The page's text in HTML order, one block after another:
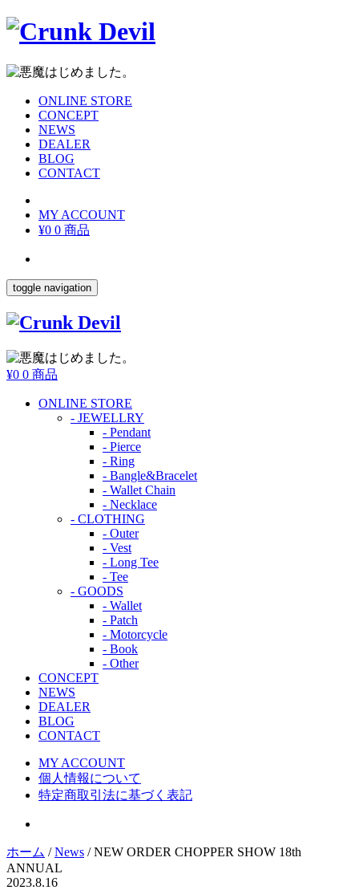
ONLINE STORE
CONCEPT
NEWS
DEALER
BLOG
CONTACT
MY ACCOUNT
¥0 0 商品
toggle navigation
¥0 0 商品
ONLINE STORE
- JEWELLRY
- Pendant
- Pierce
- Ring
- Bangle&Bracelet
- Wallet Chain
- Necklace
- CLOTHING
- Outer
- Vest
- Long Tee
- Tee
- GOODS
- Wallet
- Patch
- Motorcycle
- Book
- Other
CONCEPT
NEWS
DEALER
BLOG
CONTACT
MY ACCOUNT
個人情報について
特定商取引法に基づく表記
ホーム /News / NEW ORDER CHOPPER SHOW 18th
ANNUAL
2023.8.16